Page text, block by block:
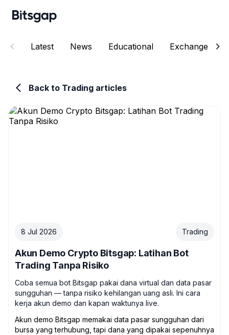
Latest News Educational Exchanges
Back to Trading articles
8 Jul 2026 Trading
Akun Demo Crypto Bitsgap: Latihan Bot
Trading Tanpa Risiko
Coba semua bot Bitsgap pakai dana virtual dan data pasar
sungguhan — tanpa risiko kehilangan uang asli. Ini cara
kerja akun demo dan kapan waktunya live.
Akun demo Bitsgap memakai data pasar sungguhan dari
bursa yang terhubung, tapi dana yang dipakai sepenuhnya